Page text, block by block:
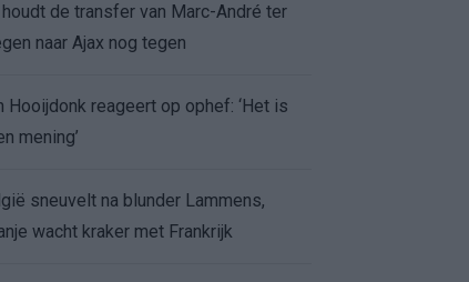
houdt de transfer van Marc-André ter
naar Ajax nog tegen
Hooijdonk reageert op ophef: ‘Het is
mening’
sneuvelt na blunder Lammens,
wacht kraker met Frankrijk